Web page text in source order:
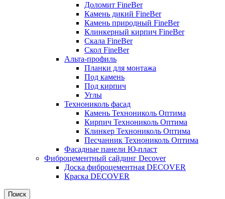
Доломит FineBer
Камень дикий FineBer
Камень природный FineBer
Клинкерный кирпич FineBer
Скала FineBer
Скол FineBer
Альта-профиль
Планки для монтажа
Под камень
Под кирпич
Углы
Технониколь фасад
Камень Технониколь Оптима
Кирпич Технониколь Оптима
Клинкер Технониколь Оптима
Песчанник Технониколь Оптима
Фасадные панели Ю-пласт
Фиброцементный сайдинг Decover
Доска фиброцементная DECOVER
Краска DECOVER
Поиск